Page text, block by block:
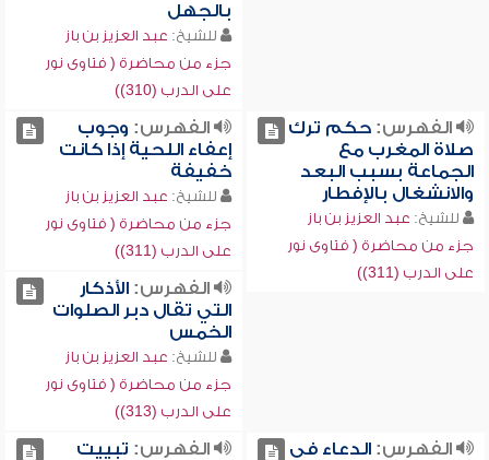
بالجهل
للشيخ: عبد العزيز بن باز
جزء من محاضرة ( فتاوى نور
على الدرب (310))
الفهرس:حكم ترك
صلاة المغرب مع
الجماعة بسبب البعد
والانشغال بالإفطار
للشيخ: عبد العزيز بن باز
جزء من محاضرة ( فتاوى نور
على الدرب (311))
الفهرس: وجوب
إعفاء اللحية إذا كانت
خفيفة
للشيخ: عبد العزيز بن باز
جزء من محاضرة ( فتاوى نور
على الدرب (311))
الفهرس:الأذكار
التي تقال دبر الصلوات
الخمس
للشيخ: عبد العزيز بن باز
جزء من محاضرة ( فتاوى نور
على الدرب (313))
الفهرس:الدعاء في
الفهرس: تبييت